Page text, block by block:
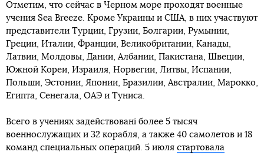
Отметим, что сейчас в Черном море проходят военные
учения Sea Breeze. Кроме Украины и США, в них участвуют
представители Турции, Грузии, Болгарии, Румынии,
Греции, Италии, Франции, Великобритании, Канады,
Латвии, Молдовы, Дании, Албании, Пакистана, Швеции,
Южной Кореи, Израиля, Норвегии, Литвы, Испании,
Польши, Эстонии, Японии, Бразилии, Австралии, Марокко,
Египта, Сенегала, ОАЭ и Туниса.
Всего в учениях задействовані более 5 тысяч
военнослужащих и 32 корабля, а также 40 самолетов и 18
команд специальных операций. 5 июля стартовала